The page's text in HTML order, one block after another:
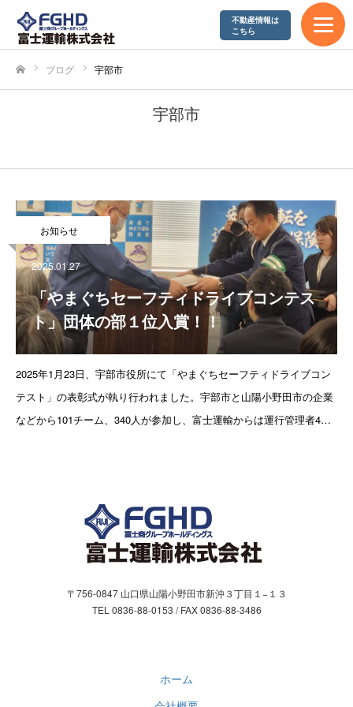
エコアクション21
やまぐち健康経営企業
採用情報
募集要項
富士運輸が求める人材
先輩社員の声
お問合わせ
お問い合わせフォーム
ブログ 宇部市
宇部市
お知らせ
2025.01.27
「やまぐちセーフティドライブコンテス
ト」団体の部１位入賞！！
2025年1月23日、宇部市役所にて「やまぐちセーフティドライブコン
テスト」の表彰式が執り行われました。宇部市と山陽小野田市の企業
などから101チーム、340人が参加し、富士運輸からは運行管理者4名
不動産情報は
こちら
〒756-0847 山口県山陽小野田市新沖３丁目１−１３
TEL 0836-88-0153 / FAX 0836-88-3486
ホーム